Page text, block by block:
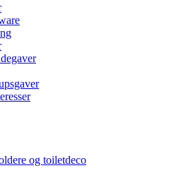
og toiletdeco